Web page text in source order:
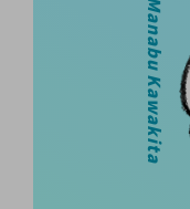
Manabu Kawakita